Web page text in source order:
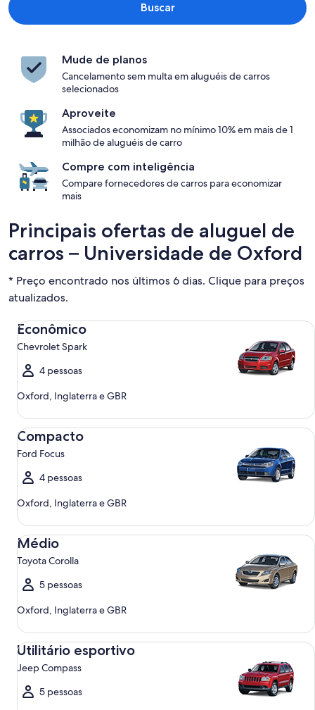
Buscar
Mude de planos
Cancelamento sem multa em aluguéis de carros
selecionados
Aproveite
Associados economizam no mínimo 10% em mais de 1
milhão de aluguéis de carro
Compre com inteligência
Compare fornecedores de carros para economizar
mais
Principais ofertas de aluguel de
carros – Universidade de Oxford
* Preço encontrado nos últimos 6 dias. Clique para preços
atualizados.
Econômico
Chevrolet Spark
4 pessoas
Oxford, Inglaterra e GBR
Econômico Chevrolet Spark
Compacto
Ford Focus
4 pessoas
Oxford, Inglaterra e GBR
Compacto Ford Focus
Médio
Toyota Corolla
5 pessoas
Oxford, Inglaterra e GBR
Médio Toyota Corolla
Utilitário esportivo
Jeep Compass
5 pessoas
Utilitário esportivo Jeep Compass